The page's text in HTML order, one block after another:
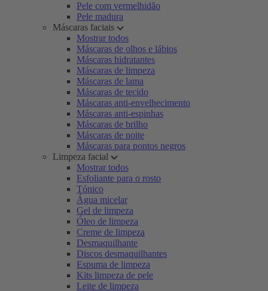
Pele com vermelhidão
Pele madura
Máscaras faciais
Mostrar todos
Máscaras de olhos e lábios
Máscaras hidratantes
Máscaras de limpeza
Máscaras de lama
Máscaras de tecido
Máscaras anti-envelhecimento
Máscaras anti-espinhas
Máscaras de brilho
Máscaras de noite
Máscaras para pontos negros
Limpeza facial
Mostrar todos
Esfoliante para o rosto
Tónico
Água micelar
Gel de limpeza
Óleo de limpeza
Creme de limpeza
Desmaquilhante
Discos desmaquilhantes
Espuma de limpeza
Kits limpeza de pele
Leite de limpeza